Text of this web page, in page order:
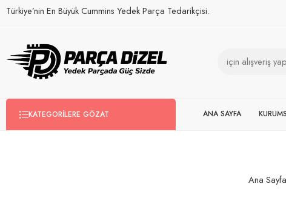
Türkiye’nin En Büyük Cummins Yedek Parça Tedarikçisi.
KATEGORILERE GÖZAT ANA SAYFA
Ana Sayfa